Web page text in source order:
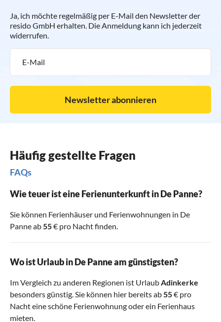
Ja, ich möchte regelmäßig per E-Mail den Newsletter der
resido GmbH erhalten. Die Anmeldung kann ich jederzeit
widerrufen.
Newsletter abonnieren
Häufig gestellte Fragen
FAQs
Wie teuer ist eine Ferienunterkunft in De Panne?
Sie können Ferienhäuser und Ferienwohnungen in De
Panne ab 55€ pro Nacht finden.
Wo ist Urlaub in De Panne am günstigsten?
Im Vergleich zu anderen Regionen ist Urlaub Adinkerke
besonders günstig. Sie können hier bereits ab 55€ pro
Nacht eine schöne Ferienwohnung oder ein Ferienhaus
mieten.